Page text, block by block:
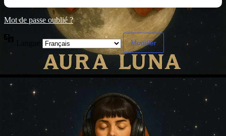
Mot de passe oublié ?
Langue